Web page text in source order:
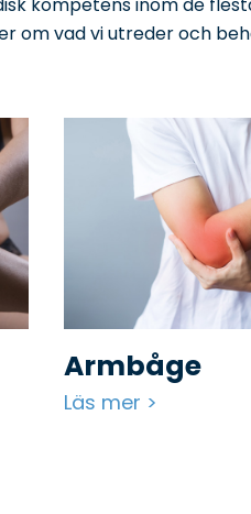
om vad vi utreder och
Armbåge
Läs mer >